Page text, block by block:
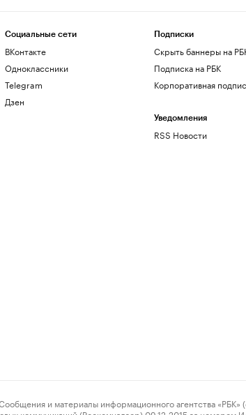
Социальные сети
ВКонтакте
Одноклассники
Telegram
Дзен
Подписки
Скрыть баннеры на
Подписка на РБК
Корпоративная
Уведомления
RSS Новости
и материалы информационного агентства «РБК»